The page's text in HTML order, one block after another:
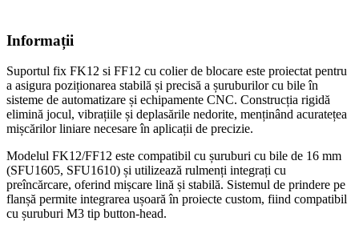
Informații
Suportul fix FK12 si FF12 cu colier de blocare este proiectat pentru
a asigura poziționarea stabilă și precisă a șuruburilor cu bile în
sisteme de automatizare și echipamente CNC. Construcția rigidă
elimină jocul, vibrațiile și deplasările nedorite, menținând acuratețea
mișcărilor liniare necesare în aplicații de precizie.
Modelul FK12/FF12 este compatibil cu șuruburi cu bile de 16 mm
(SFU1605, SFU1610) și utilizează rulmenți integrați cu
preîncărcare, oferind mișcare lină și stabilă. Sistemul de prindere pe
flanșă permite integrarea ușoară în proiecte custom, fiind compatibil
cu șuruburi M3 tip button-head.